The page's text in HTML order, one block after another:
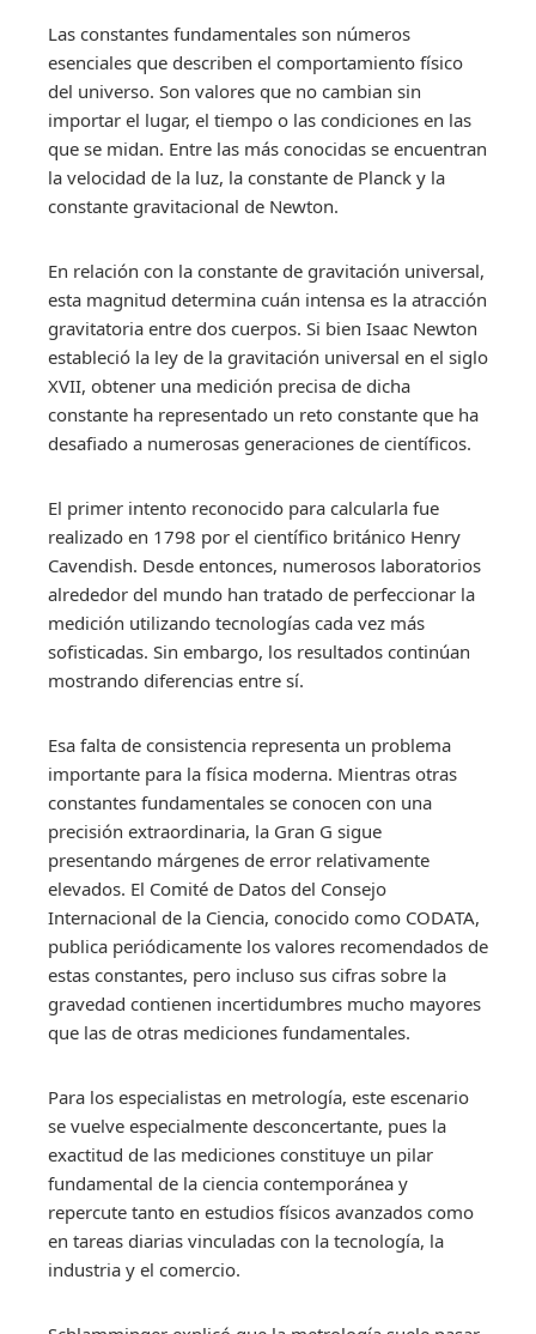
Las constantes fundamentales son números
esenciales que describen el comportamiento físico
del universo. Son valores que no cambian sin
importar el lugar, el tiempo o las condiciones en las
que se midan. Entre las más conocidas se encuentran
la velocidad de la luz, la constante de Planck y la
constante gravitacional de Newton.
En relación con la constante de gravitación universal,
esta magnitud determina cuán intensa es la atracción
gravitatoria entre dos cuerpos. Si bien Isaac Newton
estableció la ley de la gravitación universal en el siglo
XVII, obtener una medición precisa de dicha
constante ha representado un reto constante que ha
desafiado a numerosas generaciones de científicos.
El primer intento reconocido para calcularla fue
realizado en 1798 por el científico británico Henry
Cavendish. Desde entonces, numerosos laboratorios
alrededor del mundo han tratado de perfeccionar la
medición utilizando tecnologías cada vez más
sofisticadas. Sin embargo, los resultados continúan
mostrando diferencias entre sí.
Esa falta de consistencia representa un problema
importante para la física moderna. Mientras otras
constantes fundamentales se conocen con una
precisión extraordinaria, la Gran G sigue
presentando márgenes de error relativamente
elevados. El Comité de Datos del Consejo
Internacional de la Ciencia, conocido como CODATA,
publica periódicamente los valores recomendados de
estas constantes, pero incluso sus cifras sobre la
gravedad contienen incertidumbres mucho mayores
que las de otras mediciones fundamentales.
Para los especialistas en metrología, este escenario
se vuelve especialmente desconcertante, pues la
exactitud de las mediciones constituye un pilar
fundamental de la ciencia contemporánea y
repercute tanto en estudios físicos avanzados como
en tareas diarias vinculadas con la tecnología, la
industria y el comercio.